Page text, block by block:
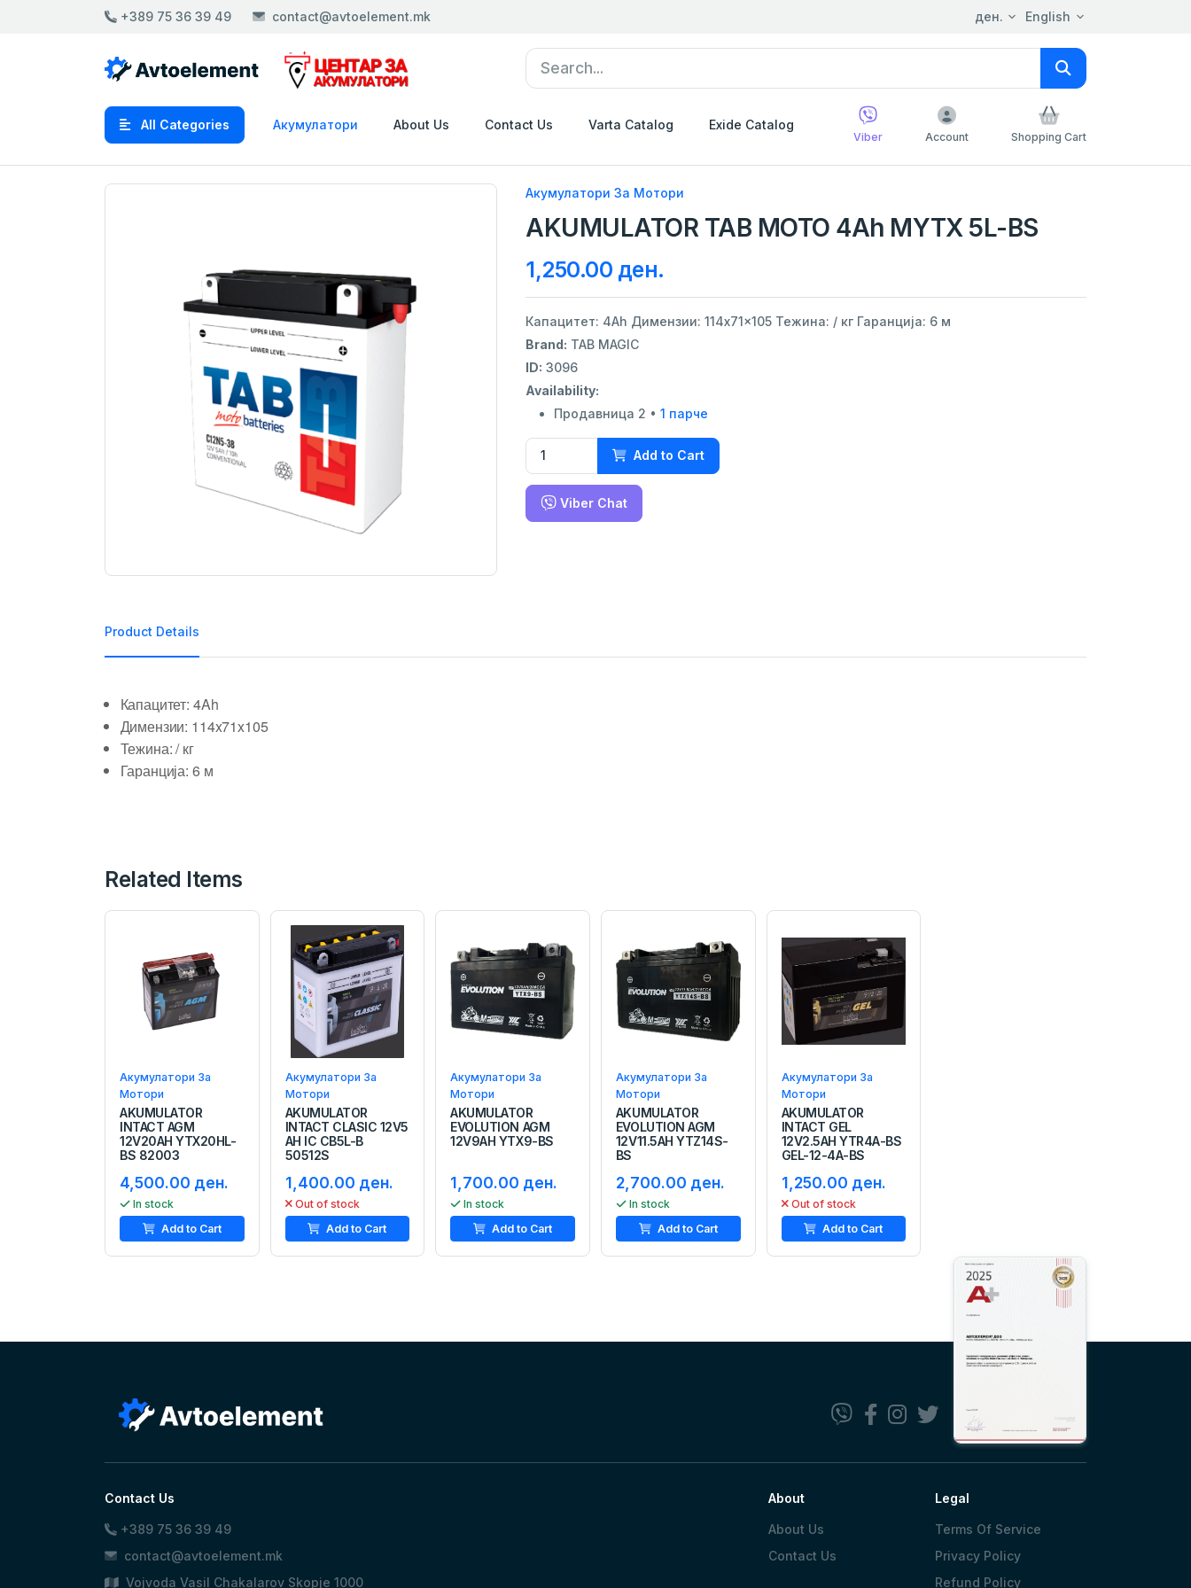
+389 75 36 39 49 contact@avtoelement.mk ден. English
All Categories Акумулатори About Us Contact Us Varta Catalog Exide Catalog
Viber Account Shopping Cart
Акумулатори За Мотори
AKUMULATOR TAB MOTO 4Ah MYTX 5L-BS
1,250.00 ден.
Капацитет: 4Ah Димензии: 114x71x105 Тежина: / кг Гаранција: 6 м
Brand: TAB MAGIC
ID: 3096
Availability:
Продавница 2 • 1 парче
Add to Cart
Viber Chat
Product Details
Капацитет: 4Ah
Димензии: 114x71x105
Тежина: / кг
Гаранција: 6 м
Related Items
Акумулатори За
Мотори
AKUMULATOR
INTACT AGM
12V20AH YTX20HL-
BS 82003
4,500.00 ден.
In stock
Add to Cart
Акумулатори За
Мотори
AKUMULATOR
INTACT CLASIC 12V5
AH IC CB5L-B
50512S
1,400.00 ден.
Out of stock
Add to Cart
Акумулатори За
Мотори
AKUMULATOR
EVOLUTION AGM
12V9AH YTX9-BS
1,700.00 ден.
In stock
Add to Cart
Акумулатори За
Мотори
AKUMULATOR
EVOLUTION AGM
12V11.5AH YTZ14S-
BS
2,700.00 ден.
In stock
Add to Cart
Акумулатори За
Мотори
AKUMULATOR
INTACT GEL
12V2.5AH YTR4A-BS
GEL-12-4A-BS
1,250.00 ден.
Out of stock
Add to Cart
Contact Us
+389 75 36 39 49
contact@avtoelement.mk
Vojvoda Vasil Chakalarov Skopje 1000
About
About Us
Contact Us
Legal
Terms Of Service
Privacy Policy
Refund Policy